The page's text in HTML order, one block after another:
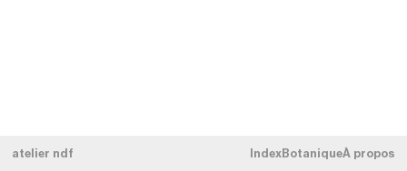
atelier ndf IndexBotaniqueÀ propos